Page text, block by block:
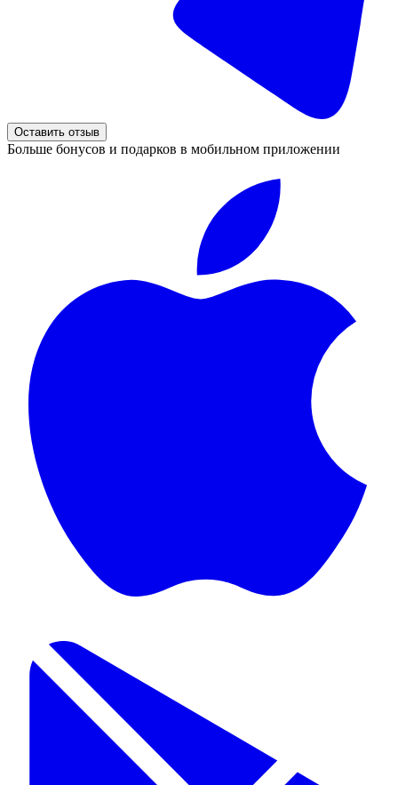
Оставить отзыв
Больше бонусов и подарков в мобильном приложении